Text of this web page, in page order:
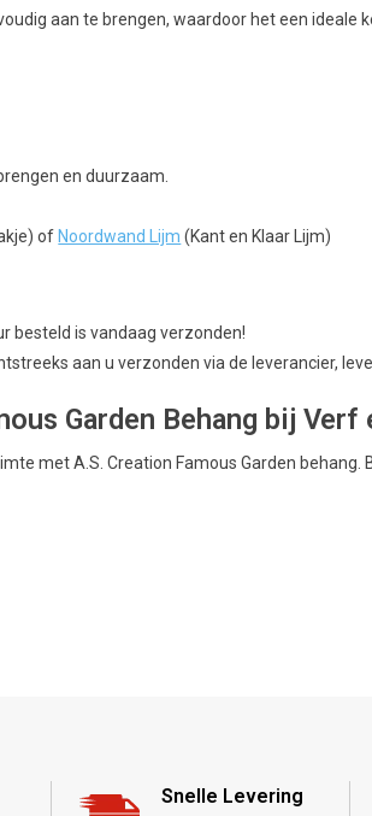
aan te brengen, waardoor het een ideale
en duurzaam.
of Noordwand Lijm (Kant en Klaar Lijm)
besteld is vandaag verzonden!
aan u verzonden via de leverancier,
Garden Behang bij Verf
met A.S. Creation Famous Garden behang.
Snelle Levering